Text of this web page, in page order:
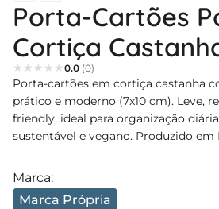
Porta-Cartões
Cortiça
0.0 (0)
Porta-cartões em cortiça castanha
prático e moderno (7x10 cm). Leve,
friendly, ideal para organização
sustentável e vegano. Produzido em
Marca:
Marca Própria